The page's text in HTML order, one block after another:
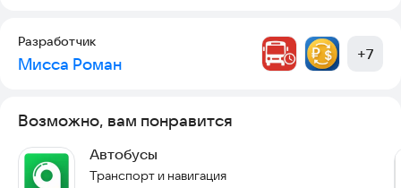
Разработчик
Мисса Роман +7
Возможно, вам понравится
Автобусы
Транспорт и навигация